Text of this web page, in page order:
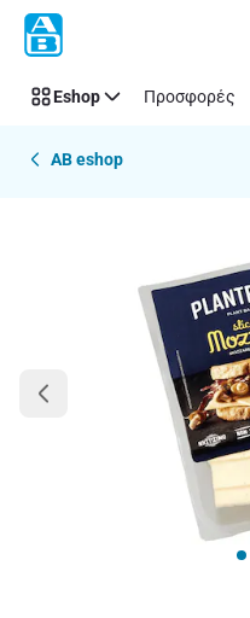
Παράλειψη
Eshop Προσφορές
AB eshop